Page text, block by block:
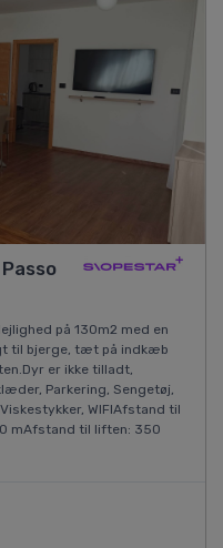
på 130m2 med en
til bjerge, tæt på indkæb
er ikke tilladt,
Parkering, Sengetøj,
WIFIAfstand til
mAfstand til liften: 350